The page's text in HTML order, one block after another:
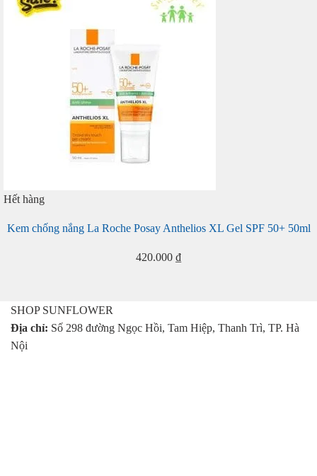
Hết hàng
Kem chống nắng La Roche Posay Anthelios XL Gel SPF 50+ 50ml
420.000 ₫
SHOP SUNFLOWER
Địa chỉ: Số 298 đường Ngọc Hồi, Tam Hiệp, Thanh Trì, TP. Hà
Nội